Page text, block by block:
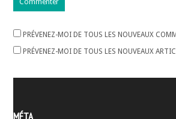
PRÉVENEZ-MOI DE TOUS LES NOUVEAUX
PRÉVENEZ-MOI DE TOUS LES NOUVEAUX